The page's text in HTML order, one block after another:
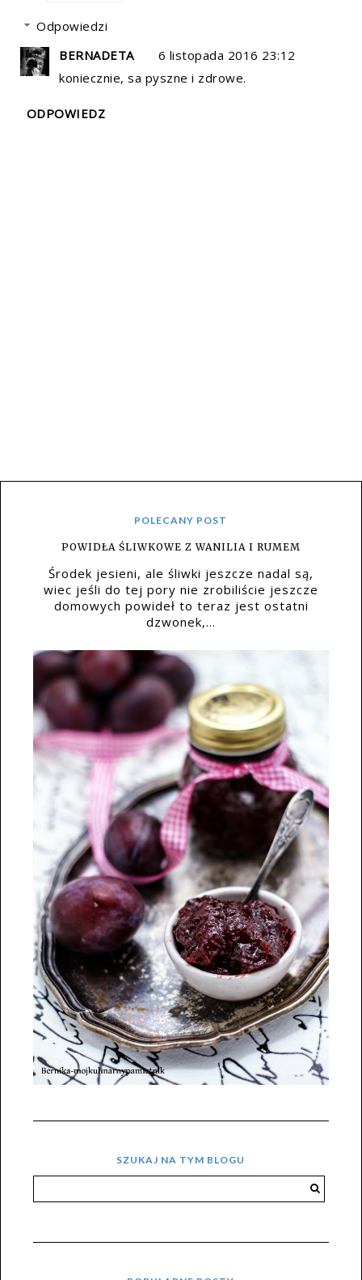
Odpowiedzi
BERNADETA
6 listopada 2016 23:12
koniecznie, sa pyszne i zdrowe.
ODPOWIEDZ
POLECANY POST
POWIDŁA ŚLIWKOWE Z WANILIA I RUMEM
Środek jesieni, ale śliwki jeszcze nadal są,
wiec jeśli do tej pory nie zrobiliście jeszcze
domowych powideł to teraz jest ostatni
dzwonek,...
SZUKAJ NA TYM BLOGU